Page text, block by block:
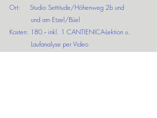
Ort: Studio Settitude/Höhenweg 2b und
und am Etzel/Büel
Kosten: 180.-- inkl. 1 CANTIENICA-Lektion u.
Laufanalyse per Video